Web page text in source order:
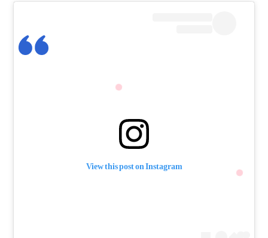
View this post on Instagram